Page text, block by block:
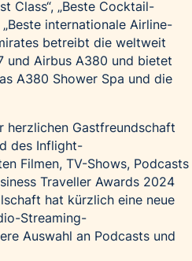
Class“, „Beste Cocktail-
internationale Airline-
betreibt die weltweit
und Airbus A380 und bietet
A380 Shower Spa und die
herzlichen Gastfreundschaft
des Inflight-
Filmen, TV-Shows, Podcasts
Traveller Awards 2024
hat kürzlich eine neue
Streaming-
Auswahl an Podcasts und